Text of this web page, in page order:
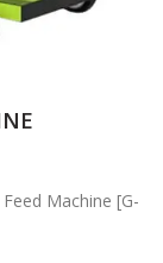
Machine [G-